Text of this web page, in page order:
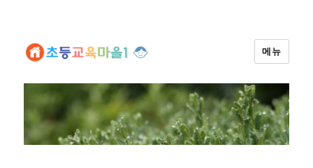
메뉴